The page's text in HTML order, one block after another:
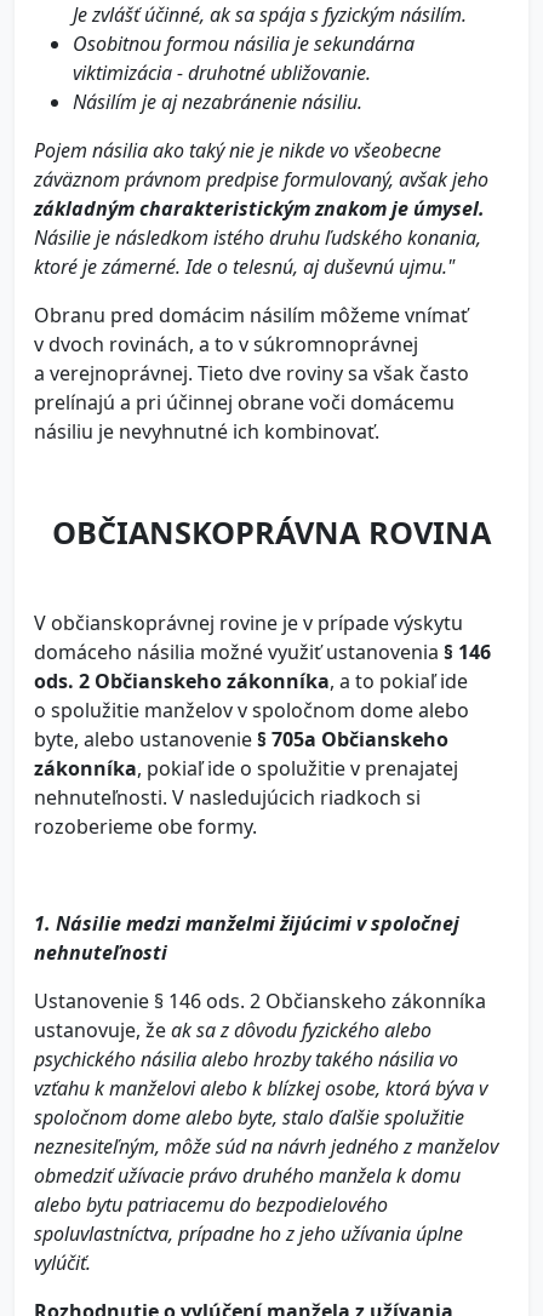
Je zvlášť účinné, ak sa spája s fyzickým násilím.
Osobitnou formou násilia je sekundárna
viktimizácia - druhotné ubližovanie.
Násilím je aj nezabránenie násiliu.
Pojem násilia ako taký nie je nikde vo všeobecne
záväznom právnom predpise formulovaný, avšak jeho
základným charakteristickým znakom je úmysel.
Násilie je následkom istého druhu ľudského konania,
ktoré je zámerné. Ide o telesnú, aj duševnú ujmu."
Obranu pred domácim násilím môžeme vnímať
v dvoch rovinách, a to v súkromnoprávnej
a verejnoprávnej. Tieto dve roviny sa však často
prelínajú a pri účinnej obrane voči domácemu
násiliu je nevyhnutné ich kombinovať.
OBČIANSKOPRÁVNA ROVINA
V občianskoprávnej rovine je v prípade výskytu
domáceho násilia možné využiť ustanovenia § 146
ods. 2 Občianskeho zákonníka, a to pokiaľ ide
o spolužitie manželov v spoločnom dome alebo
byte, alebo ustanovenie§ 705a Občianskeho
zákonníka, pokiaľ ide o spolužitie v prenajatej
nehnuteľnosti. V nasledujúcich riadkoch si
rozoberieme obe formy.
1. Násilie medzi manželmi žijúcimi v spoločnej
nehnuteľnosti
Ustanovenie § 146 ods. 2 Občianskeho zákonníka
ustanovuje, žeak sa z dôvodu fyzického alebo
psychického násilia alebo hrozby takého násilia vo
vzťahu k manželovi alebo k blízkej osobe, ktorá býva v
spoločnom dome alebo byte, stalo ďalšie spolužitie
neznesiteľným, môže súd na návrh jedného z manželov
obmedziť užívacie právo druhého manžela k domu
alebo bytu patriacemu do bezpodielového
spoluvlastníctva, prípadne ho z jeho užívania úplne
vylúčiť.